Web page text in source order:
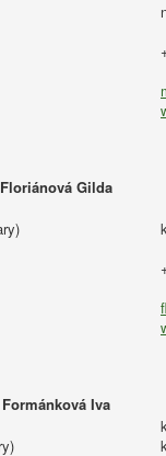
Floriánová Gilda
Formánková Iva